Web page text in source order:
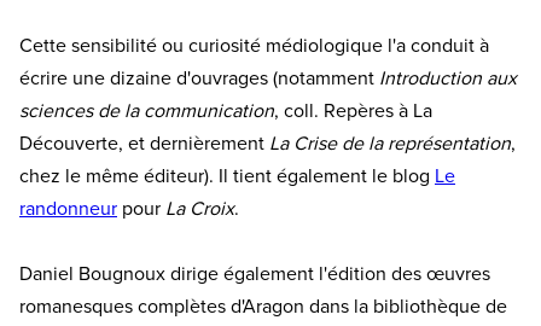
Cette sensibilité ou curiosité médiologique l'a conduit à
écrire une dizaine d'ouvrages (notamment Introduction aux
sciences de la communication, coll. Repères à La
Découverte, et dernièrement La Crise de la représentation,
chez le même éditeur). Il tient également le blog Le
randonneur pour La Croix.
Daniel Bougnoux dirige également l'édition des œuvres
romanesques complètes d'Aragon dans la bibliothèque de